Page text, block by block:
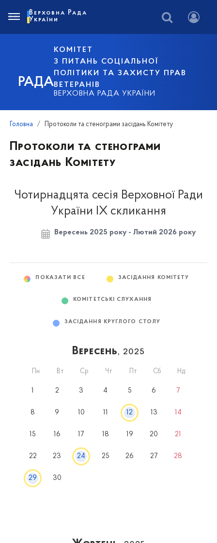
РАДА
КОМІТЕТ
З ПИТАНЬ СОЦІАЛЬНОЇ
ПОЛІТИКИ ТА ЗАХИСТУ ПРАВ
ВЕТЕРАНІВ
ВЕРХОВНА РАДА УКРАЇНИ
Верховна Рада
України
Головна Протоколи та стенограми засідань Комітету
Протоколи та стенограми
засідань Комітету
Чотирнадцята сесія Верховної Ради
України IX скликання
Вересень 2025 року - Лютий 2026 року
ПОКАЗАТИ ВСЕ ЗАСІДАННЯ КОМІТЕТУ
КОМІТЕТСЬКІ СЛУХАННЯ
ЗАСІДАННЯ КРУГЛОГО СТОЛУ
Вересень, 2025
Пн Вт Ср Чт Пт Сб Нд
2 3 4 5 6 7
8 9 10 12 13 14
15 16 17 18 19 20 21
22 23 24 25 26 27 28
29 30